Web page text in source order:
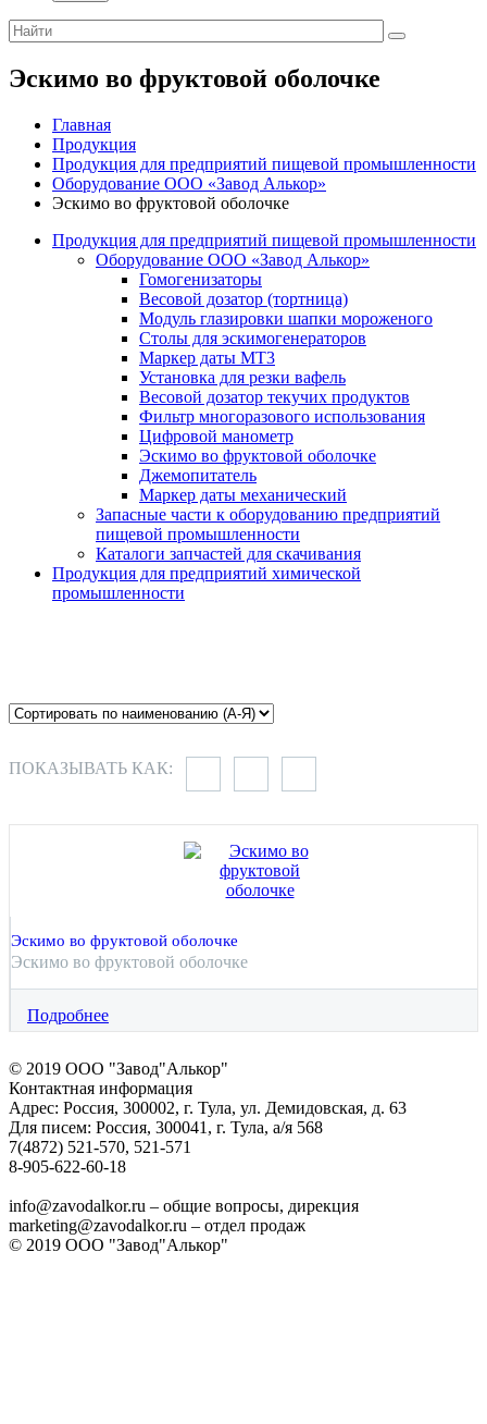
Эскимо во фруктовой оболочке
Главная
Продукция
Продукция для предприятий пищевой промышленности
Оборудование ООО «Завод Алькор»
Эскимо во фруктовой оболочке
Продукция для предприятий пищевой промышленности
Оборудование ООО «Завод Алькор»
Гомогенизаторы
Весовой дозатор (тортница)
Модуль глазировки шапки мороженого
Столы для эскимогенераторов
Маркер даты МТ3
Установка для резки вафель
Весовой дозатор текучих продуктов
Фильтр многоразового использования
Цифровой манометр
Эскимо во фруктовой оболочке
Джемопитатель
Маркер даты механический
Запасные части к оборудованию предприятий
пищевой промышленности
Каталоги запчастей для скачивания
Продукция для предприятий химической
промышленности
ПОКАЗЫВАТЬ КАК:
Эскимо во фруктовой оболочке
Эскимо во фруктовой оболочке
Подробнее
© 2019 ООО "Завод"Алькор"
Контактная информация
Адрес: Россия, 300002, г. Тула, ул. Демидовская, д. 63
Для писем: Россия, 300041, г. Тула, а/я 568
7(4872) 521-570, 521-571
8-905-622-60-18
info@zavodalkor.ru – общие вопросы, дирекция
marketing@zavodalkor.ru – отдел продаж
© 2019 ООО "Завод"Алькор"